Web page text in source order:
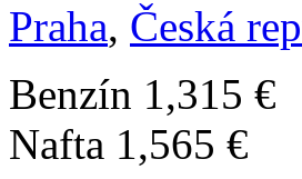
Praha, Česká
Benzín 1,315 €
Nafta 1,565 €